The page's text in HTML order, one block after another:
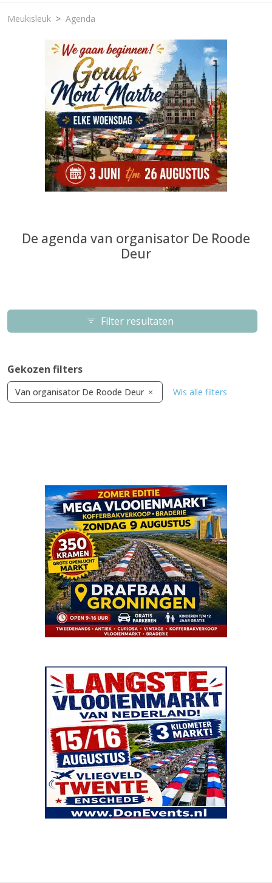
Meukisleuk Agenda
De agenda van organisator De Roode
Deur
Filter resultaten
Gekozen filters
Van organisator De Roode Deur Wis alle filters